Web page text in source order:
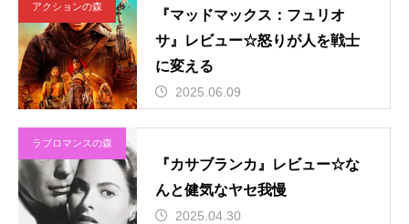
アクションの森
『マッドマックス：フュリオ
サ』レビュー☆怒りが人を戦士
に変える
2025.06.09
ラブロマンスの森
『カサブランカ』レビュー☆な
んと健気なヤセ我慢
2025.04.30